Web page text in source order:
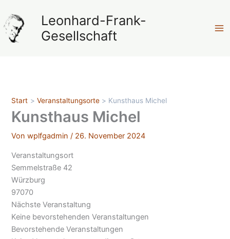
Inhalt
springen
Leonhard-Frank-
Gesellschaft
Start Veranstaltungsorte Kunsthaus Michel
Kunsthaus Michel
Vonwplfgadmin/ 26. November 2024
Veranstaltungsort
Semmelstraße 42
Würzburg
97070
Nächste Veranstaltung
Keine bevorstehenden Veranstaltungen
Bevorstehende Veranstaltungen